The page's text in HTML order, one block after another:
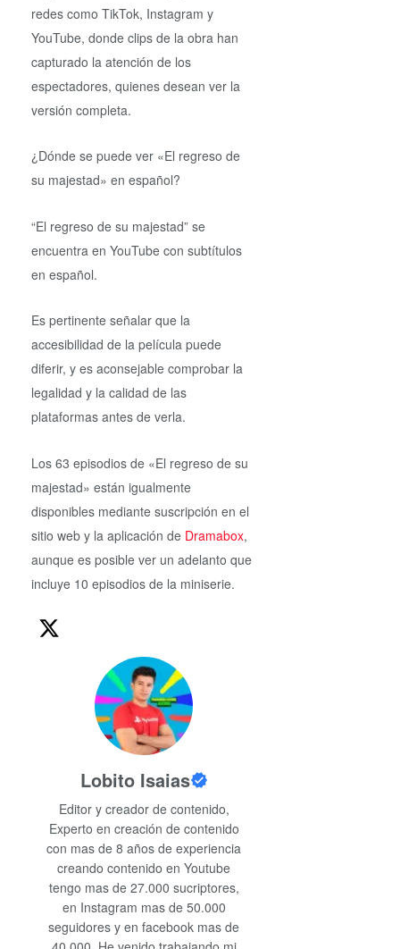
redes como TikTok, Instagram y
YouTube, donde clips de la obra han
capturado la atención de los
espectadores, quienes desean ver la
versión completa.
¿Dónde se puede ver «El regreso de
su majestad» en español?
“El regreso de su majestad” se
encuentra en YouTube con subtítulos
en español.
Es pertinente señalar que la
accesibilidad de la película puede
diferir, y es aconsejable comprobar la
legalidad y la calidad de las
plataformas antes de verla.
Los 63 episodios de «El regreso de su
majestad» están igualmente
disponibles mediante suscripción en el
sitio web y la aplicación de Dramabox,
aunque es posible ver un adelanto que
incluye 10 episodios de la miniserie.
Lobito Isaias
Editor y creador de contenido,
Experto en creación de contenido
con mas de 8 años de experiencia
creando contenido en Youtube
tengo mas de 27.000 sucriptores,
en Instagram mas de 50.000
seguidores y en facebook mas de